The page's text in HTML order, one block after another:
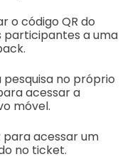
o código QR do
participantes a uma
no próprio
acessar a
móvel.
para acessar um
no ticket.